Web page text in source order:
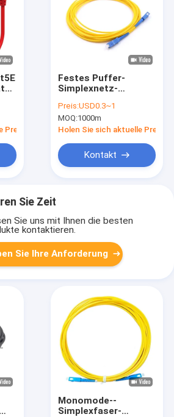
Festes Puffer-
Simplexnetz-
Inneneinmodenfaser-
optisches Kabel 10m
G657A
Preis:USD0.3~1
MOQ:1000m
Holen Sie sich aktuelle Preis
Kontakt
Sie Zeit
Sie uns mit Ihnen die besten
kontaktieren.
Sie Ihre Anforderung
Monomode--
Simplexfaser-